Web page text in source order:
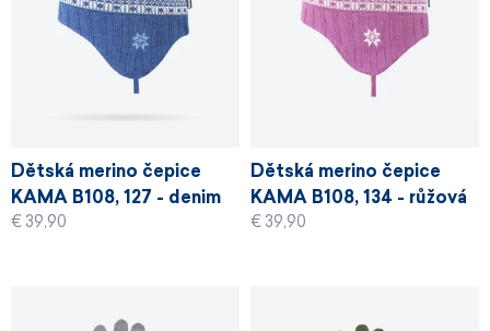
Dětská merino čepice
KAMA B108, 127 - denim
€ 39,90
Dětská merino čepice
KAMA B108, 134 - růžová
€ 39,90